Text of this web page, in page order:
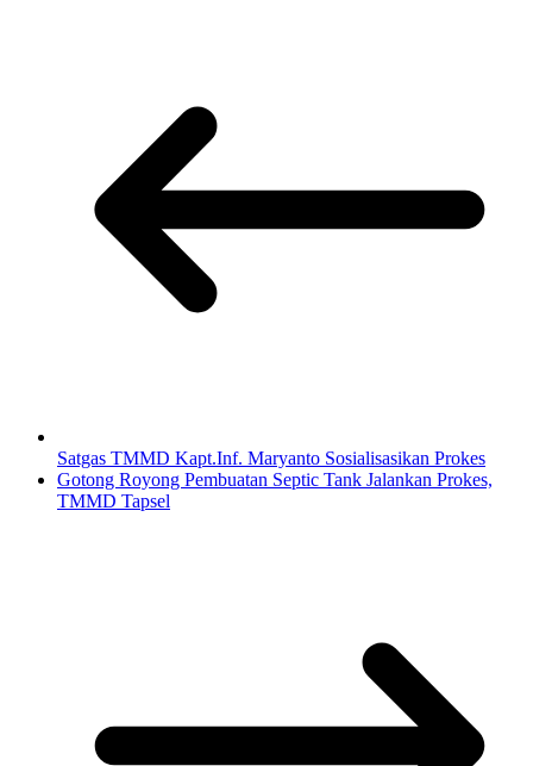
Satgas TMMD Kapt.Inf. Maryanto Sosialisasikan Prokes
Gotong Royong Pembuatan Septic Tank Jalankan Prokes,
TMMD Tapsel